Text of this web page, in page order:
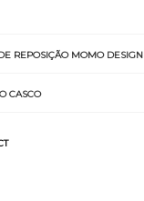
REPOSIÇÃO MOMO DESIGN
CASCO